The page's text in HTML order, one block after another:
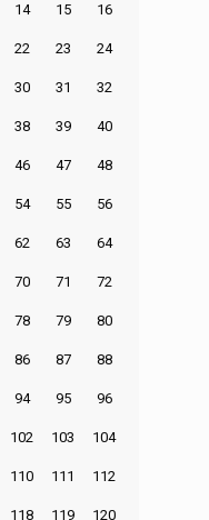
14 15 16
22 23 24
30 31 32
38 39 40
46 47 48
54 55 56
62 63 64
70 71 72
78 79 80
86 87 88
94 95 96
102 103 104
110 111 112
118 119 120